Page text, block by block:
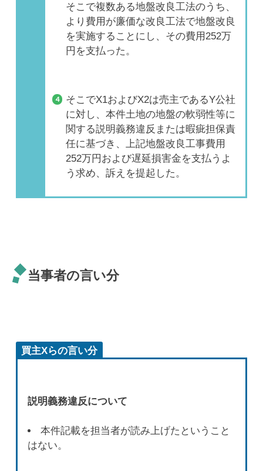
そこで複数ある地盤改良工法のうち、
より費用が廉価な改良工法で地盤改良
を実施することにし、その費用252万
円を支払った。
そこでX1およびX2は売主であるY公社
に対し、本件土地の地盤の軟弱性等に
関する説明義務違反または暇疵担保責
任に基づき、上記地盤改良工事費用
252万円および遅延損害金を支払うよ
う求め、訴えを提起した。
当事者の言い分
買主Xらの言い分
説明義務違反について
本件記載を担当者が読み上げたということ
はない。